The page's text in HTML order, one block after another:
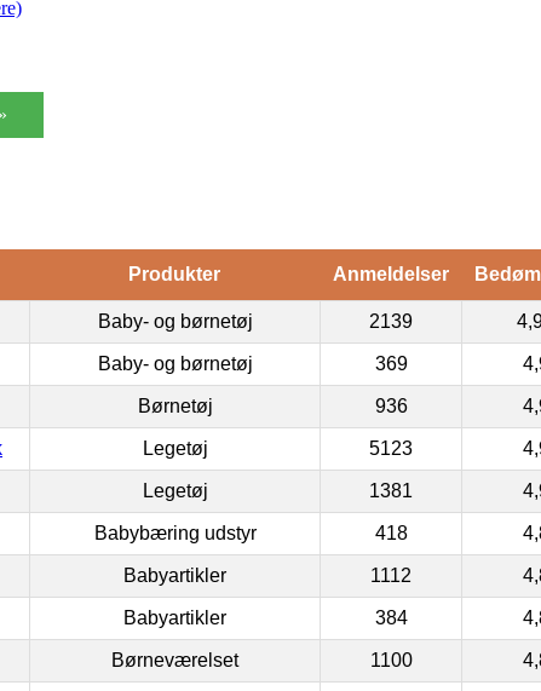
Produkter Anmeldelser
Baby- og børnetøj 2139
Baby- og børnetøj 369
Børnetøj 936
Legetøj 5123
Legetøj 1381
Babybæring udstyr 418
Babyartikler 1112
Babyartikler 384
Børneværelset 1100